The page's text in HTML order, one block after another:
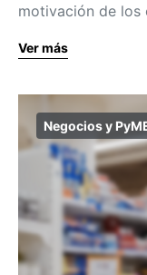
motivación de los
Ver más
Negocios y